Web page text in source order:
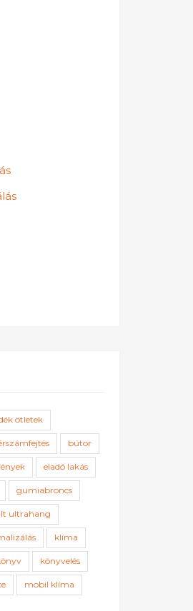
ötletek
bútor
eladó lakás
gumiabroncs
ultrahang
klíma
könyvelés
mobil klíma